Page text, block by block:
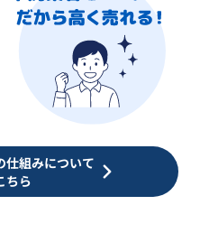
仕組みについて
ちら